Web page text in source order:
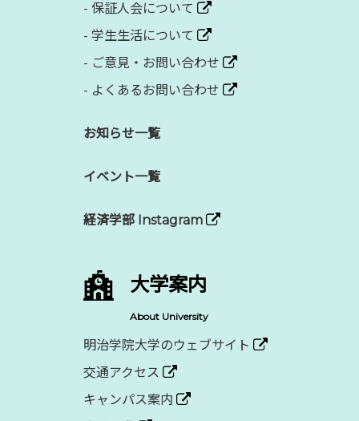
- 保証人会について
- 学生生活について
- ご意見・お問い合わせ
- よくあるお問い合わせ
お知らせ一覧
イベント一覧
経済学部 Instagram
大学案内
About University
明治学院大学のウェブサイト
交通アクセス
キャンパス案内